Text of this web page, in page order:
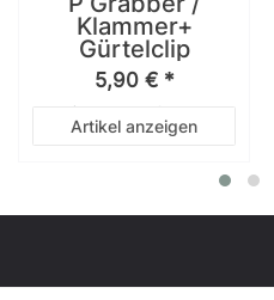
Klammer+
Gürtelclip
5,90 € *
Artikel anzeigen
inkl. ges. MwSt.
Versandkosten